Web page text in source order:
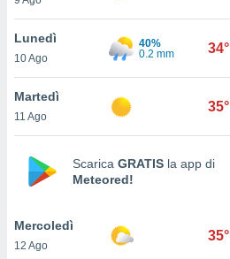
di
il
un
la
nella
Lunedì
10 Ago
40%
0.2 mm
34°
Martedì
11 Ago
35°
Scarica GRATIS la app di
Meteored!
Mercoledì
12 Ago
35°